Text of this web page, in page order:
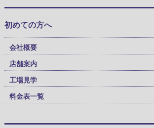
初めての方へ
会社概要
店舗案内
工場見学
料金表一覧